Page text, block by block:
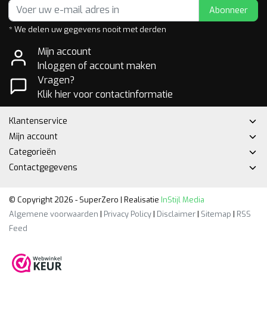
Abonneer
* We delen uw gegevens nooit met derden
Mijn account
Inloggen of account maken
Vragen?
Klik hier voor contactinformatie
Klantenservice
Mijn account
Categorieën
Contactgegevens
© Copyright 2026 - SuperZero | Realisatie InStijl Media
Algemene voorwaarden | Privacy Policy| Disclaimer| Sitemap | RSS
Feed